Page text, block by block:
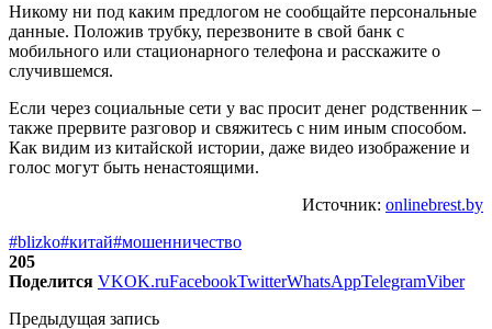
Никому ни под каким предлогом не сообщайте персональные
данные. Положив трубку, перезвоните в свой банк с
мобильного или стационарного телефона и расскажите о
случившемся.
Если через социальные сети у вас просит денег родственник –
также прервите разговор и свяжитесь с ним иным способом.
Как видим из китайской истории, даже видео изображение и
голос могут быть ненастоящими.
Источник: onlinebrest.by
#blizko#китай#мошенничество
205
Поделится VKOK.ruFacebookTwitterWhatsAppTelegramViber
Предыдущая запись